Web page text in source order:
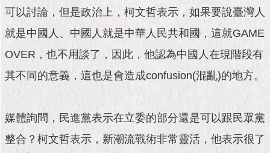
可以討論，但是政治上，柯文哲表示，如果要說臺灣人
就是中國人、中國人就是中華人民共和國，這就GAME
OVER，也不用談了，因此，他認為中國人在現階段有
其不同的意義，這也是會造成confusion(混亂)的地方。
媒體詢問，民進黨表示在立委的部分還是可以跟民眾黨
整合？柯文哲表示，新潮流戰術非常靈活，他表示很了